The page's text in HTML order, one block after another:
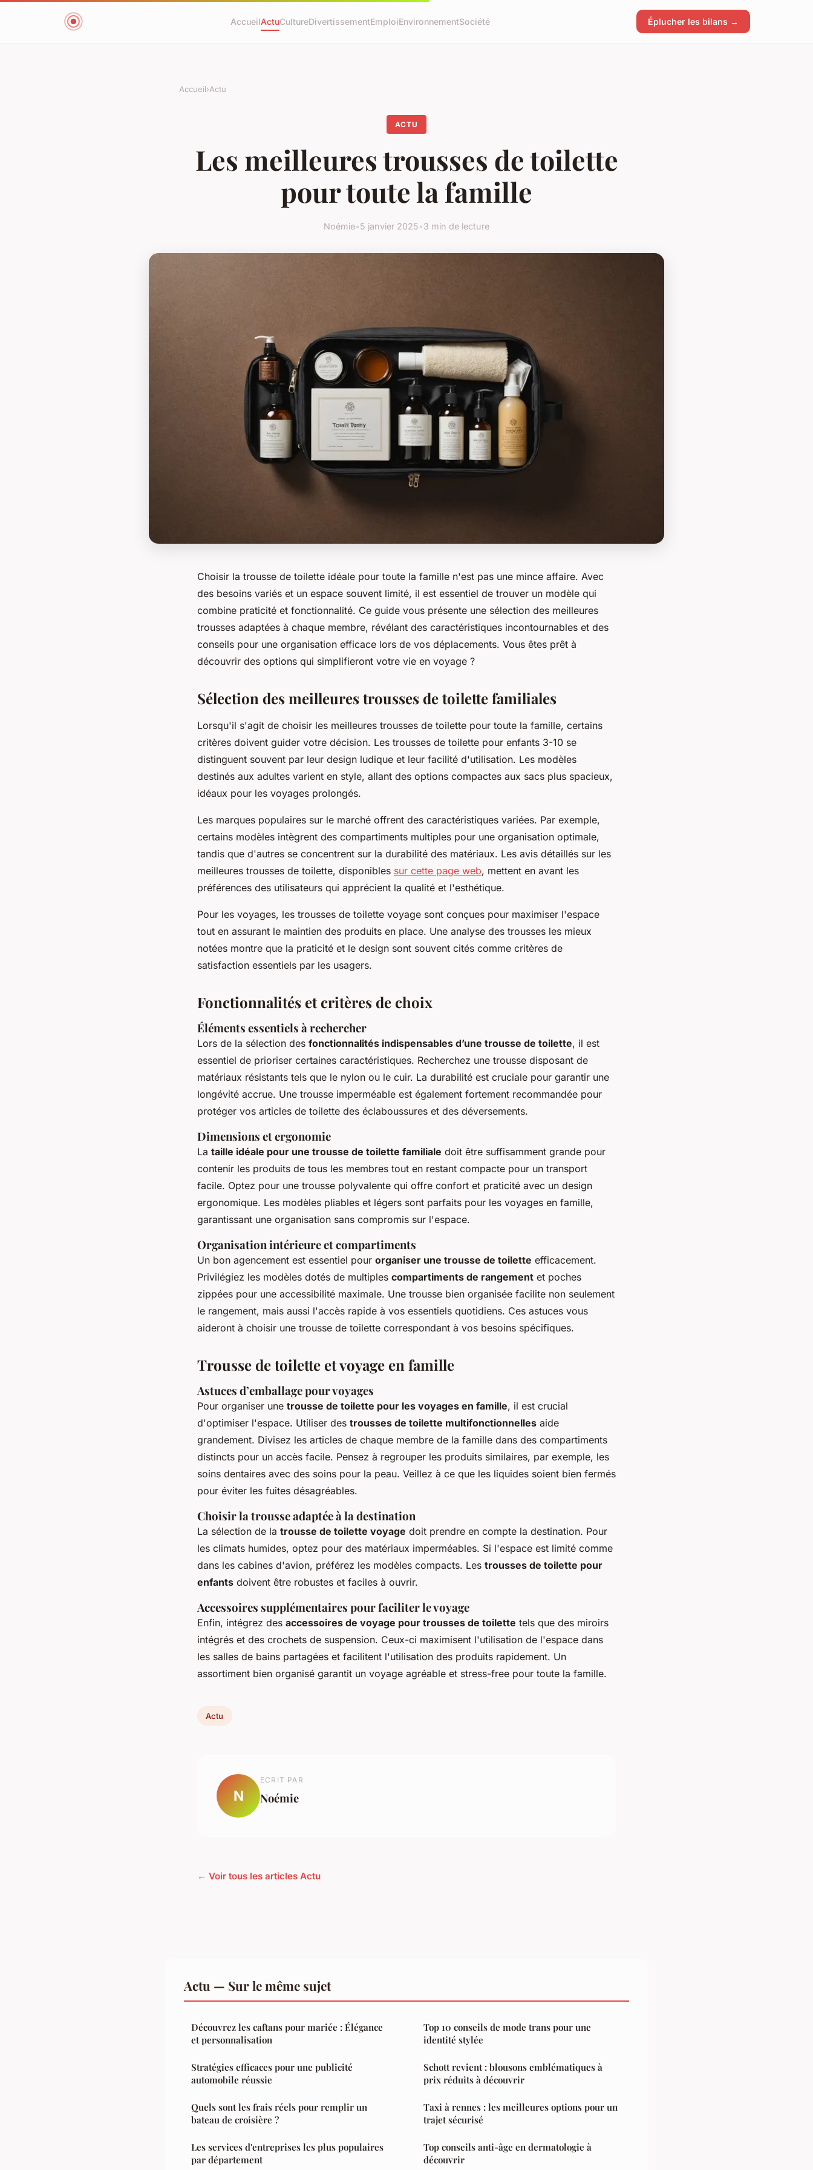
AccueilActuCultureDivertissementEmploiEnvironnementSociété Éplucher les bilans →
Accueil›Actu
ACTU
Les meilleures trousses de toilette
pour toute la famille
Noémie•5 janvier 2025•3 min de lecture
Choisir la trousse de toilette idéale pour toute la famille n'est pas une mince affaire. Avec
des besoins variés et un espace souvent limité, il est essentiel de trouver un modèle qui
combine praticité et fonctionnalité. Ce guide vous présente une sélection des meilleures
trousses adaptées à chaque membre, révélant des caractéristiques incontournables et des
conseils pour une organisation efficace lors de vos déplacements. Vous êtes prêt à
découvrir des options qui simplifieront votre vie en voyage ?
Sélection des meilleures trousses de toilette familiales
Lorsqu'il s'agit de choisir les meilleures trousses de toilette pour toute la famille, certains
critères doivent guider votre décision. Les trousses de toilette pour enfants 3-10 se
distinguent souvent par leur design ludique et leur facilité d'utilisation. Les modèles
destinés aux adultes varient en style, allant des options compactes aux sacs plus spacieux,
idéaux pour les voyages prolongés.
Les marques populaires sur le marché offrent des caractéristiques variées. Par exemple,
certains modèles intègrent des compartiments multiples pour une organisation optimale,
tandis que d'autres se concentrent sur la durabilité des matériaux. Les avis détaillés sur les
meilleures trousses de toilette, disponibles sur cette page web, mettent en avant les
préférences des utilisateurs qui apprécient la qualité et l'esthétique.
Pour les voyages, les trousses de toilette voyage sont conçues pour maximiser l'espace
tout en assurant le maintien des produits en place. Une analyse des trousses les mieux
notées montre que la praticité et le design sont souvent cités comme critères de
satisfaction essentiels par les usagers.
Fonctionnalités et critères de choix
Éléments essentiels à rechercher
Lors de la sélection des fonctionnalités indispensables d’une trousse de toilette, il est
essentiel de prioriser certaines caractéristiques. Recherchez une trousse disposant de
matériaux résistants tels que le nylon ou le cuir. La durabilité est cruciale pour garantir une
longévité accrue. Une trousse imperméable est également fortement recommandée pour
protéger vos articles de toilette des éclaboussures et des déversements.
Dimensions et ergonomie
La taille idéale pour une trousse de toilette familiale doit être suffisamment grande pour
contenir les produits de tous les membres tout en restant compacte pour un transport
facile. Optez pour une trousse polyvalente qui offre confort et praticité avec un design
ergonomique. Les modèles pliables et légers sont parfaits pour les voyages en famille,
garantissant une organisation sans compromis sur l'espace.
Organisation intérieure et compartiments
Un bon agencement est essentiel pour organiser une trousse de toilette efficacement.
Privilégiez les modèles dotés de multiples compartiments de rangement et poches
zippées pour une accessibilité maximale. Une trousse bien organisée facilite non seulement
le rangement, mais aussi l'accès rapide à vos essentiels quotidiens. Ces astuces vous
aideront à choisir une trousse de toilette correspondant à vos besoins spécifiques.
Trousse de toilette et voyage en famille
Astuces d’emballage pour voyages
Pour organiser une trousse de toilette pour les voyages en famille, il est crucial
d'optimiser l'espace. Utiliser des trousses de toilette multifonctionnelles aide
grandement. Divisez les articles de chaque membre de la famille dans des compartiments
distincts pour un accès facile. Pensez à regrouper les produits similaires, par exemple, les
soins dentaires avec des soins pour la peau. Veillez à ce que les liquides soient bien fermés
pour éviter les fuites désagréables.
Choisir la trousse adaptée à la destination
La sélection de la trousse de toilette voyage doit prendre en compte la destination. Pour
les climats humides, optez pour des matériaux imperméables. Si l'espace est limité comme
dans les cabines d'avion, préférez les modèles compacts. Les trousses de toilette pour
enfants doivent être robustes et faciles à ouvrir.
Accessoires supplémentaires pour faciliter le voyage
Enfin, intégrez des accessoires de voyage pour trousses de toilette tels que des miroirs
intégrés et des crochets de suspension. Ceux-ci maximisent l'utilisation de l'espace dans
les salles de bains partagées et facilitent l'utilisation des produits rapidement. Un
assortiment bien organisé garantit un voyage agréable et stress-free pour toute la famille.
Actu
N
ECRIT PAR
Noémie
← Voir tous les articles Actu
Actu — Sur le même sujet
Découvrez les caftans pour mariée : Élégance
et personnalisation
Stratégies efficaces pour une publicité
automobile réussie
Quels sont les frais réels pour remplir un
bateau de croisière ?
Les services d'entreprises les plus populaires
par département
Top 10 conseils de mode trans pour une
identité stylée
Schott revient : blousons emblématiques à
prix réduits à découvrir
Taxi à rennes : les meilleures options pour un
trajet sécurisé
Top conseils anti-âge en dermatologie à
découvrir